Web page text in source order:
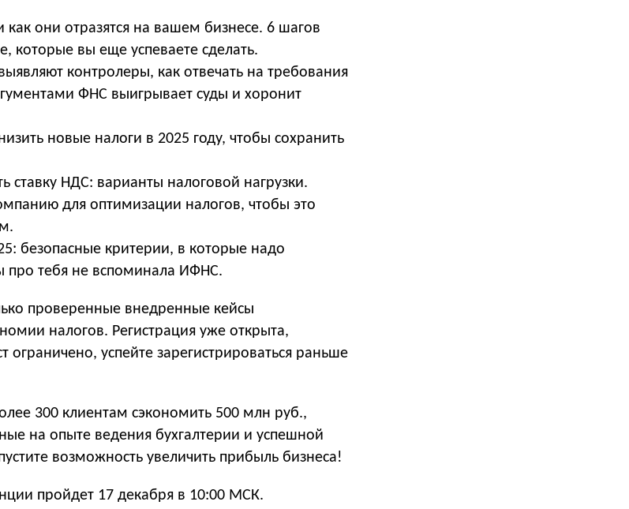
как они отразятся на вашем бизнесе. 6 шагов
которые вы еще успеваете сделать.
контролеры, как отвечать на требования
ФНС выигрывает суды и хоронит
новые налоги в 2025 году, чтобы сохранить
ставку НДС: варианты налоговой нагрузки.
для оптимизации налогов, чтобы это
безопасные критерии, в которые надо
про тебя не вспоминала ИФНС.
проверенные внедренные кейсы
налогов. Регистрация уже открыта,
ограничено, успейте зарегистрироваться раньше
300 клиентам сэкономить 500 млн руб.,
на опыте ведения бухгалтерии и успешной
возможность увеличить прибыль бизнеса!
пройдет 17 декабря в 10:00 МСК.